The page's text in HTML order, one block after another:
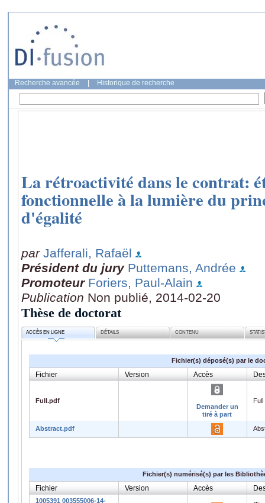
Recherche avancée Historique de recherche
La rétroactivité dans le contrat:
fonctionnelle à la lumière du
d'égalité
par Jafferali, Rafaël
Président du jury Puttemans, Andrée
Promoteur Foriers, Paul-Alain
Publication Non publié, 2014-02-20
Thèse de doctorat
ACCÈS EN LIGNE DÉTAILS CONTENU
Fichier(s) déposé(s) par le
Fichier Version Accès
Full.pdf
Demander un
tiré à part
Full
Abstract.pdf
Fichier(s) numérisé(s) par les
Fichier Version Accès
1005391 003555006-14-